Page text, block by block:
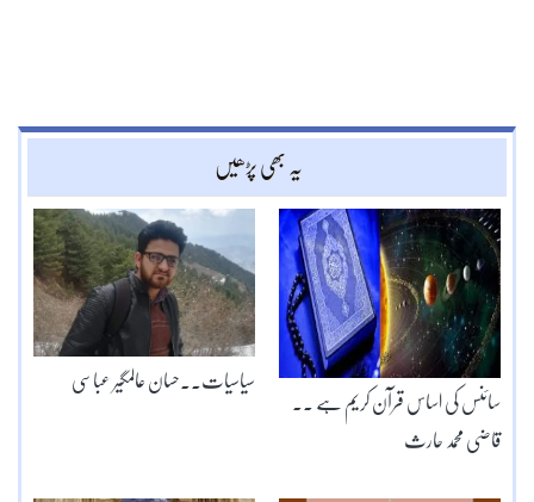
یہ بھی پڑھیں
سیاسیات۔۔حسان عالمگیر عباسی
سائنس کی اساس قرآن کریم ہے ۔۔
قاضی محمد حارث